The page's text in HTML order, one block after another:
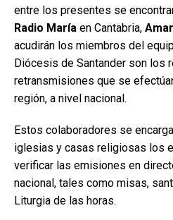
entre los presentes se
Radio María en Cantabria,
acudirán los miembros del
Diócesis de Santander son los
retransmisiones que se
región, a nivel nacional.
Estos colaboradores se
iglesias y casas religiosas los
verificar las emisiones en
nacional, tales como misas,
Liturgia de las horas.